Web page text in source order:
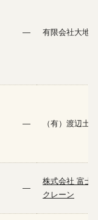
— 有限会社大地
— （有）渡辺土木
—
株式会社 富士
クレーン